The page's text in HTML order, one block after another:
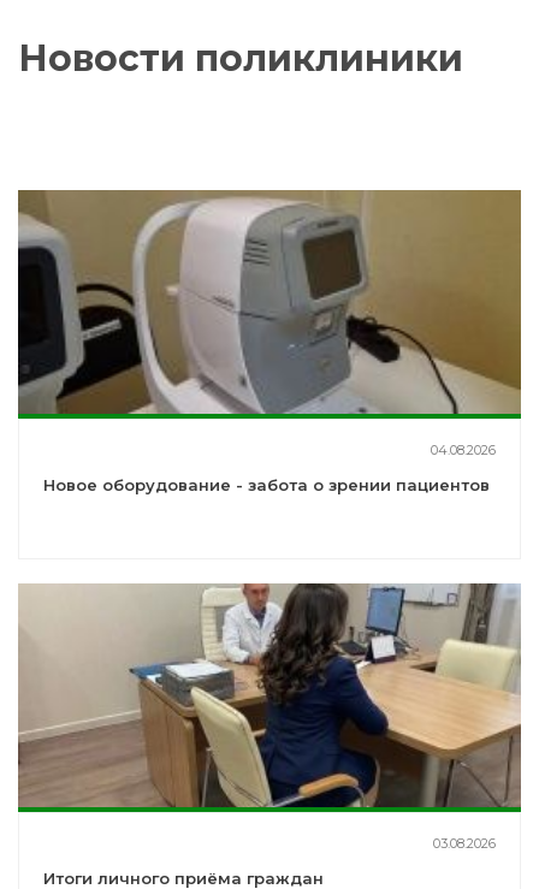
Новости поликлиники
04.08.2026
Новое оборудование - забота о зрении пациентов
03.08.2026
Итоги личного приёма граждан